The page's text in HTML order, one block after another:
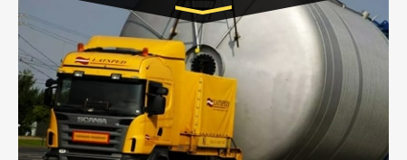
Цена за км. Рассчитывается
индивидуально
- Перевозка техники и негабаритных грузов
осуществляется после получения разрешения на
перевозку (обычно 7-14 дней).